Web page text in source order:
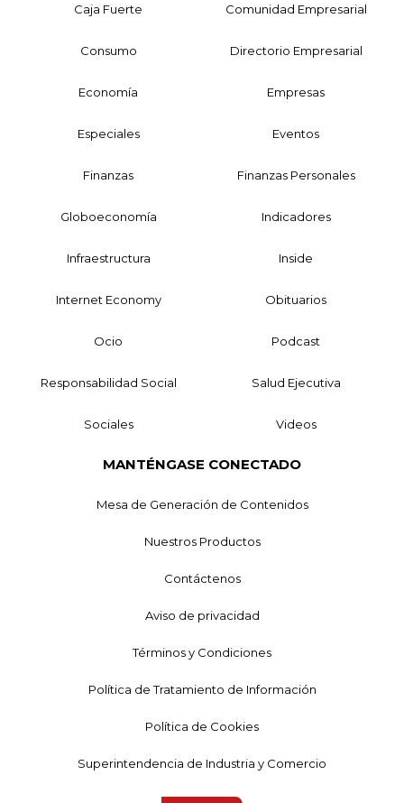
Caja Fuerte Comunidad Empresarial
Consumo Directorio Empresarial
Economía Empresas
Especiales Eventos
Finanzas Finanzas Personales
Globoeconomía Indicadores
Infraestructura Inside
Internet Economy Obituarios
Ocio Podcast
Responsabilidad Social Salud Ejecutiva
Sociales Videos
MANTÉNGASE CONECTADO
Mesa de Generación de Contenidos
Nuestros Productos
Contáctenos
Aviso de privacidad
Términos y Condiciones
Política de Tratamiento de Información
Política de Cookies
Superintendencia de Industria y Comercio